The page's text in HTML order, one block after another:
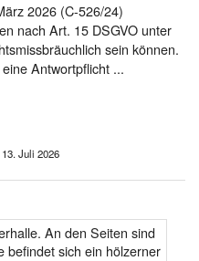
2026 (C-526/24)
nach Art. 15 DSGVO unter
sein können.
Antwortpflicht ...
13. Juli 2026